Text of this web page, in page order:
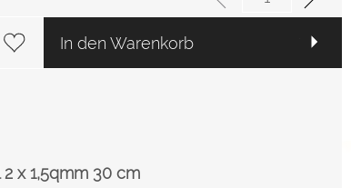
In den Warenkorb
x 1,5qmm 30 cm